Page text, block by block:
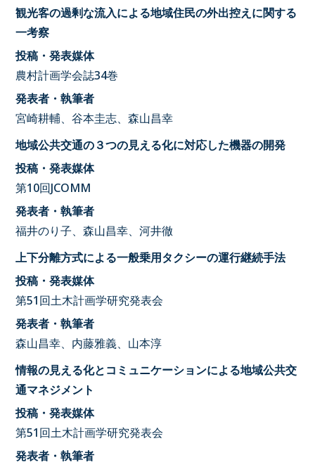
観光客の過剰な流入による地域住民の外出控えに関する
一考察
投稿・発表媒体
農村計画学会誌34巻
発表者・執筆者
宮崎耕輔、谷本圭志、森山昌幸
地域公共交通の３つの見える化に対応した機器の開発
投稿・発表媒体
第10回JCOMM
発表者・執筆者
福井のり子、森山昌幸、河井徹
上下分離方式による一般乗用タクシーの運行継続手法
投稿・発表媒体
第51回土木計画学研究発表会
発表者・執筆者
森山昌幸、内藤雅義、山本淳
情報の見える化とコミュニケーションによる地域公共交
通マネジメント
投稿・発表媒体
第51回土木計画学研究発表会
発表者・執筆者